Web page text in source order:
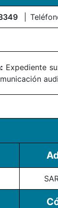
Expediente